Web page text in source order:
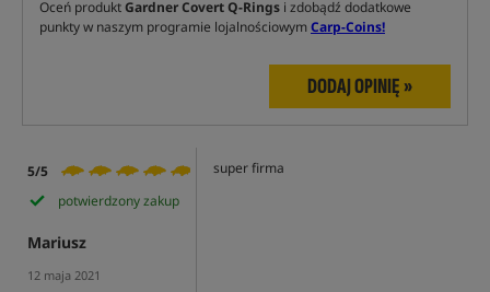
Oceń produktGardner Covert Q-Rings i zdobądź dodatkowe
punkty w naszym programie lojalnościowymCarp-Coins!
DODAJ OPINIĘ »
5/5
potwierdzony zakup
Mariusz
12 maja 2021
super firma